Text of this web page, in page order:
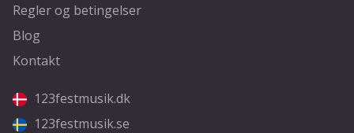
Regler og betingelser
Blog
Kontakt
123festmusik.dk
123festmusik.se